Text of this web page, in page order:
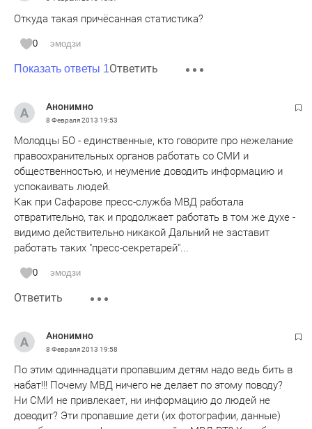
Откуда такая причёсанная статистика?
0 эмодзи
Показать ответы 1Ответить
Анонимно
8 Февраля 2013 19:53
Молодцы БО - единственные, кто говорите про нежелание
правоохранительных органов работать со СМИ и
общественностью, и неумение доводить информацию и
успокаивать людей.
Как при Сафарове пресс-служба МВД работала
отвратительно, так и продолжает работать в том же духе -
видимо действительно никакой Дальний не заставит
работать таких "пресс-секретарей"...
0 эмодзи
Ответить
Анонимно
8 Февраля 2013 19:58
По этим одиннадцати пропавшим детям надо ведь бить в
набат!!! Почему МВД ничего не делает по этому поводу?
Ни СМИ не привлекает, ни информацию до людей не
доводит? Эти пропавшие дети (их фотографии, данные)